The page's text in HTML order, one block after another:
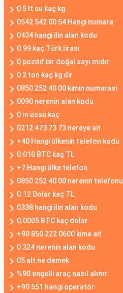
0 5 lt su kaç kg
0542 542 00 54 Hangi numara
0434 hangi ilin alan kodu
0.99 kaç Türk lirası
0 pozitif bir doğal sayı mıdır
0 2 ton kaç kg dir
0850 252 40 00 kimin numarası
0090 nerenin alan kodu
0 ın üssü kaç
0212 473 73 73 nereye ait
+40 Hangi ülkenin telefon kodu
0.010 BTC kaç TL
+7 Hangi ülke telefon
0850 252 40 00 nerenin telefonu
0.12 Dolar kaç TL
0338 hangi ilin alan kodu
0.0005 BTC kaç dolar
+90 850 222 0600 kime ait
0 324 nerenin alan kodu
05 alt ne demek
%90 engelli araç nasıl alınır
+90 551 hangi operatör